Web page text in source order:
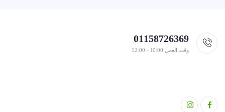
01158726369
وقت العمل 10:00 - 12:00